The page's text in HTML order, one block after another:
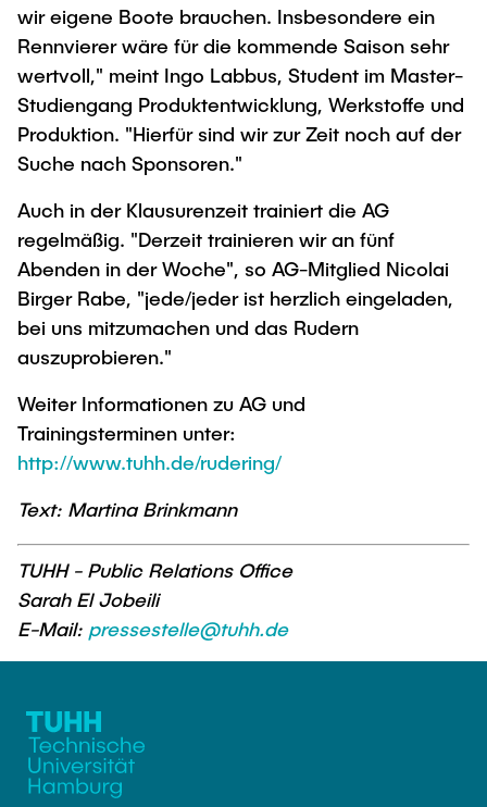
wir eigene Boote brauchen. Insbesondere ein
Rennvierer wäre für die kommende Saison sehr
wertvoll," meint Ingo Labbus, Student im Master-
Studiengang Produktentwicklung, Werkstoffe und
Produktion. "Hierfür sind wir zur Zeit noch auf der
Suche nach Sponsoren."
Auch in der Klausurenzeit trainiert die AG
regelmäßig. "Derzeit trainieren wir an fünf
Abenden in der Woche", so AG-Mitglied Nicolai
Birger Rabe, "jede/jeder ist herzlich eingeladen,
bei uns mitzumachen und das Rudern
auszuprobieren."
Weiter Informationen zu AG und
Trainingsterminen unter:
http://www.tuhh.de/rudering/
Text: Martina Brinkmann
TUHH - Public Relations Office
Sarah El Jobeili
E-Mail: pressestelle@tuhh.de